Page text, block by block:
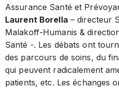
Assurance Santé et
Laurent Borella – directeur
Malakoff-Humanis &
Santé -. Les débats ont
des parcours de soins, du
qui peuvent radicalement
patients, etc. Les échanges